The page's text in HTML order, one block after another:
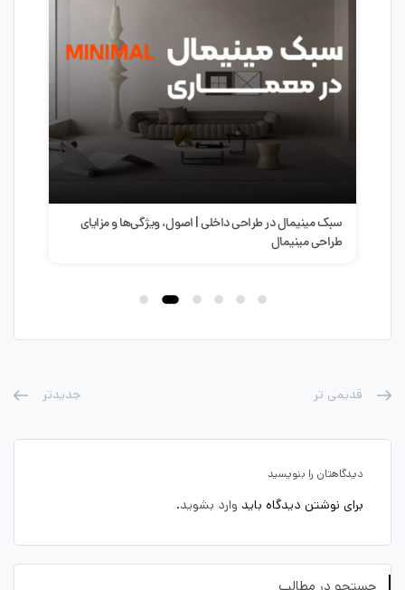
سبک مینیمال در طراحی داخلی | اصول، ویژگی‌ها و مزایای
طراحی مینیمال
قدیمی تر جدیدتر
دیدگاهتان را بنویسید
برای نوشتن دیدگاه باید وارد بشوید.
جستجو در مطالب